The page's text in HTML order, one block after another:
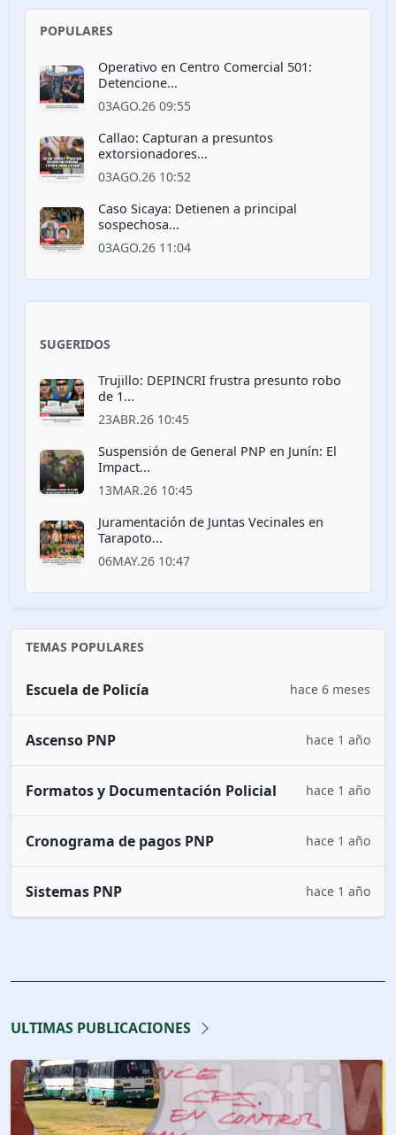
POPULARES
Operativo en Centro Comercial 501:
Detencione...
03AGO.26 09:55
Callao: Capturan a presuntos
extorsionadores...
03AGO.26 10:52
Caso Sicaya: Detienen a principal
sospechosa...
03AGO.26 11:04
SUGERIDOS
Trujillo: DEPINCRI frustra presunto robo
de 1...
23ABR.26 10:45
Suspensión de General PNP en Junín: El
Impact...
13MAR.26 10:45
Juramentación de Juntas Vecinales en
Tarapoto...
06MAY.26 10:47
TEMAS POPULARES
Escuela de Policía hace 6 meses
Ascenso PNP hace 1 año
Formatos y Documentación Policial hace 1 año
Cronograma de pagos PNP hace 1 año
Sistemas PNP hace 1 año
ULTIMAS PUBLICACIONES